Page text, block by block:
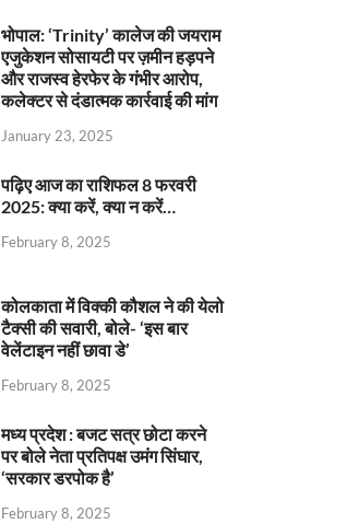
भोपाल: ‘Trinity’ कालेज की जयराम
एजुकेशन सोसायटी पर ज़मीन हड़पने
और राजस्व हेरफेर के गंभीर आरोप,
कलेक्टर से दंडात्मक कार्रवाई की मांग
January 23, 2025
पढ़िए आज का राशिफल 8 फरवरी
2025: क्या करें, क्या न करें…
February 8, 2025
कोलकाता में विक्की कौशल ने की येलो
टैक्सी की सवारी, बोले- ‘इस बार
वेलेंटाइन नहीं छावा डे’
February 8, 2025
मध्य प्रदेश : बजट सत्र छोटा करने
पर बोले नेता प्रतिपक्ष उमंग सिंघार,
‘सरकार डरपोक है’
February 8, 2025